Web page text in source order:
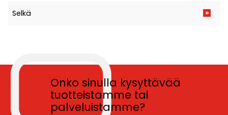
Selkä »
Onko sinulla kysyttävää
tuotteistamme tai
palveluistamme?